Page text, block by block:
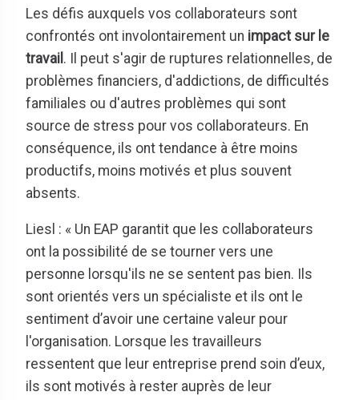
Les défis auxquels vos collaborateurs sont
confrontés ont involontairement un impact sur le
travail . Il peut s'agir de ruptures relationnelles, de
problèmes financiers, d'addictions, de difficultés
familiales ou d'autres problèmes qui sont
source de stress pour vos collaborateurs. En
conséquence, ils ont tendance à être moins
productifs, moins motivés et plus souvent
absents.
Liesl : « Un EAP garantit que les collaborateurs
ont la possibilité de se tourner vers une
personne lorsqu'ils ne se sentent pas bien. Ils
sont orientés vers un spécialiste et ils ont le
sentiment d’avoir une certaine valeur pour
l'organisation. Lorsque les travailleurs
ressentent que leur entreprise prend soin d’eux,
ils sont motivés à rester auprès de leur